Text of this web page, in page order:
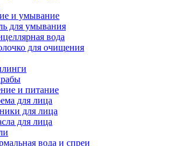
и умывание
для умывания
вода
для очищения
и питание
для лица
для лица
для лица
вода и спреи